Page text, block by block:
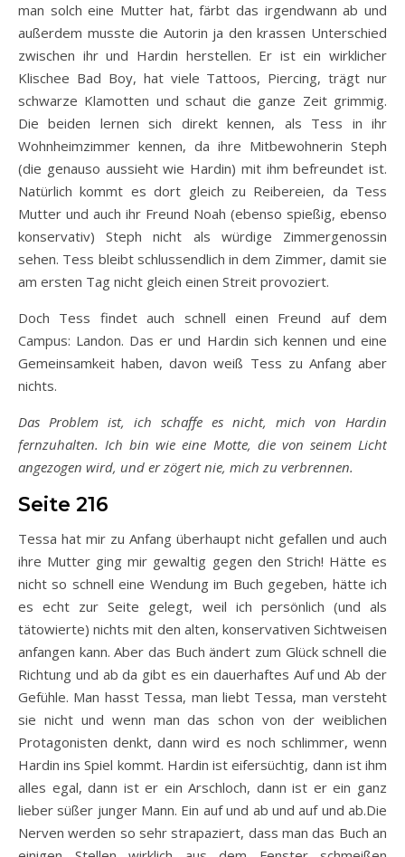
man solch eine Mutter hat, färbt das irgendwann ab und
außerdem musste die Autorin ja den krassen Unterschied
zwischen ihr und Hardin herstellen. Er ist ein wirklicher
Klischee Bad Boy, hat viele Tattoos, Piercing, trägt nur
schwarze Klamotten und schaut die ganze Zeit grimmig.
Die beiden lernen sich direkt kennen, als Tess in ihr
Wohnheimzimmer kennen, da ihre Mitbewohnerin Steph
(die genauso aussieht wie Hardin) mit ihm befreundet ist.
Natürlich kommt es dort gleich zu Reibereien, da Tess
Mutter und auch ihr Freund Noah (ebenso spießig, ebenso
konservativ) Steph nicht als würdige Zimmergenossin
sehen. Tess bleibt schlussendlich in dem Zimmer, damit sie
am ersten Tag nicht gleich einen Streit provoziert.
Doch Tess findet auch schnell einen Freund auf dem
Campus: Landon. Das er und Hardin sich kennen und eine
Gemeinsamkeit haben, davon weiß Tess zu Anfang aber
nichts.
Das Problem ist, ich schaffe es nicht, mich von Hardin
fernzuhalten. Ich bin wie eine Motte, die von seinem Licht
angezogen wird, und er zögert nie, mich zu verbrennen.
Seite 216
Tessa hat mir zu Anfang überhaupt nicht gefallen und auch
ihre Mutter ging mir gewaltig gegen den Strich! Hätte es
nicht so schnell eine Wendung im Buch gegeben, hätte ich
es echt zur Seite gelegt, weil ich persönlich (und als
tätowierte) nichts mit den alten, konservativen Sichtweisen
anfangen kann. Aber das Buch ändert zum Glück schnell die
Richtung und ab da gibt es ein dauerhaftes Auf und Ab der
Gefühle. Man hasst Tessa, man liebt Tessa, man versteht
sie nicht und wenn man das schon von der weiblichen
Protagonisten denkt, dann wird es noch schlimmer, wenn
Hardin ins Spiel kommt. Hardin ist eifersüchtig, dann ist ihm
alles egal, dann ist er ein Arschloch, dann ist er ein ganz
lieber süßer junger Mann. Ein auf und ab und auf und ab.Die
Nerven werden so sehr strapaziert, dass man das Buch an